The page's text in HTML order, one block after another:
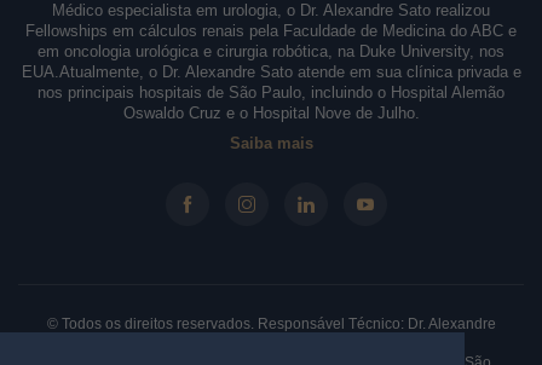
Médico especialista em urologia, o Dr. Alexandre Sato realizou
Fellowships em cálculos renais pela Faculdade de Medicina do ABC e
em oncologia urológica e cirurgia robótica, na Duke University, nos
EUA.Atualmente, o Dr. Alexandre Sato atende em sua clínica privada e
nos principais hospitais de São Paulo, incluindo o Hospital Alemão
Oswaldo Cruz e o Hospital Nove de Julho.
Saiba mais
© Todos os direitos reservados. Responsável Técnico: Dr. Alexandre